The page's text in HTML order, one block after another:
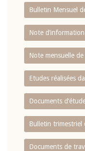
Bulletin Mensuel
Note d’information
Note mensuelle
Etudes réalisées
Documents
Bulletin trimestriel
Documents de